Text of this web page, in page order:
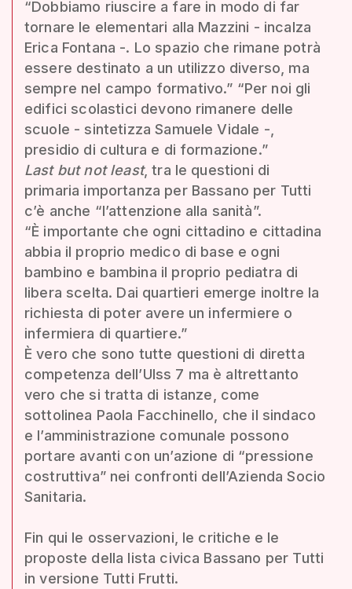
“Dobbiamo riuscire a fare in modo di far
tornare le elementari alla Mazzini - incalza
Erica Fontana -. Lo spazio che rimane potrà
essere destinato a un utilizzo diverso, ma
sempre nel campo formativo.” “Per noi gli
edifici scolastici devono rimanere delle
scuole - sintetizza Samuele Vidale -,
presidio di cultura e di formazione.”
Last but not least, tra le questioni di
primaria importanza per Bassano per Tutti
c’è anche “l’attenzione alla sanità”.
“È importante che ogni cittadino e cittadina
abbia il proprio medico di base e ogni
bambino e bambina il proprio pediatra di
libera scelta. Dai quartieri emerge inoltre la
richiesta di poter avere un infermiere o
infermiera di quartiere.”
È vero che sono tutte questioni di diretta
competenza dell’Ulss 7 ma è altrettanto
vero che si tratta di istanze, come
sottolinea Paola Facchinello, che il sindaco
e l’amministrazione comunale possono
portare avanti con un’azione di “pressione
costruttiva” nei confronti dell’Azienda Socio
Sanitaria.
Fin qui le osservazioni, le critiche e le
proposte della lista civica Bassano per Tutti
in versione Tutti Frutti.